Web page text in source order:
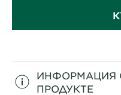
ИНФОРМАЦИЯ
ПРОДУКТЕ